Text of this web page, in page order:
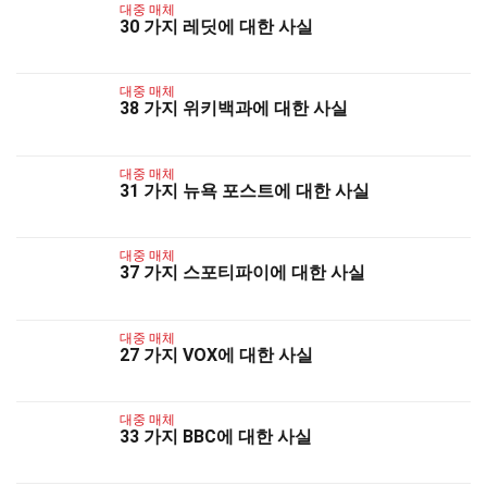
대중 매체
30 가지 레딧에 대한 사실
대중 매체
38 가지 위키백과에 대한 사실
대중 매체
31 가지 뉴욕 포스트에 대한 사실
대중 매체
37 가지 스포티파이에 대한 사실
대중 매체
27 가지 VOX에 대한 사실
대중 매체
33 가지 BBC에 대한 사실